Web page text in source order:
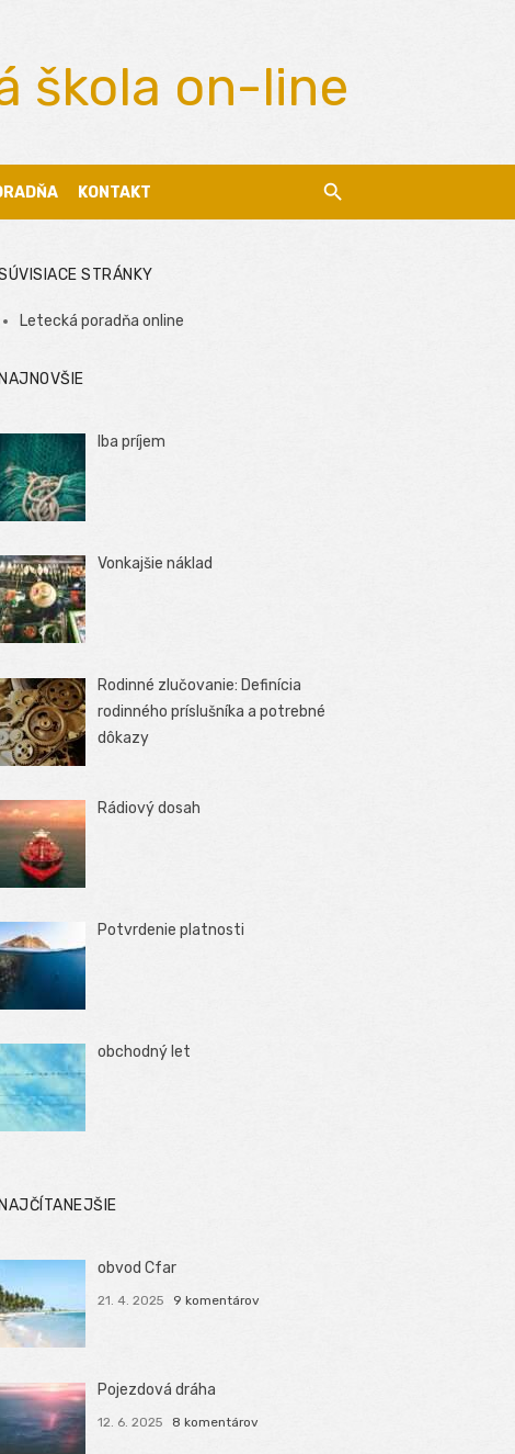
škola on-line
KONTAKT
STRÁNKY
Letecká poradňa online
NAJNOVŠIE
Iba príjem
Vonkajšie náklad
Rodinné zlučovanie: Definícia
rodinného príslušníka a potrebné
dôkazy
Rádiový dosah
Potvrdenie platnosti
obchodný let
NAJČÍTANEJŠIE
obvod Cfar
21. 4. 2025 9 komentárov
Pojezdová dráha
12. 6. 2025 8 komentárov